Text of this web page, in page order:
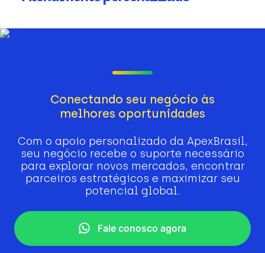
Conectando seu negócio às
melhores oportunidades
Com o apoio personalizado da ApexBrasil,
seu negócio recebe o suporte necessário
para explorar novos mercados, encontrar
parceiros estratégicos e maximizar seu
potencial global.
Fale conosco agora